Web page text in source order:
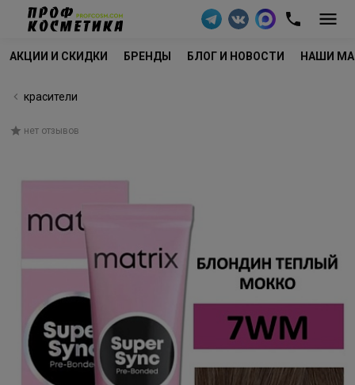
АКЦИИ И СКИДКИ БРЕНДЫ БЛОГ И НОВОСТИ НАШИ
красители
нет отзывов